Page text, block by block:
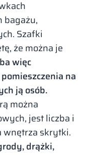
bagażu,
Szafki
że można je
więc
na
ją osób.
można
jest liczba i
wnętrza skrytki.
drążki,